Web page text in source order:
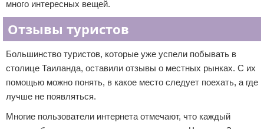
много интересных вещей.
Отзывы туристов
Большинство туристов, которые уже успели побывать в
столице Таиланда, оставили отзывы о местных рынках. С их
помощью можно понять, в какое место следует поехать, а где
лучше не появляться.
Многие пользователи интернета отмечают, что каждый